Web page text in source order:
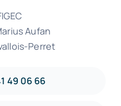
Aufan
Perret
49 06 66